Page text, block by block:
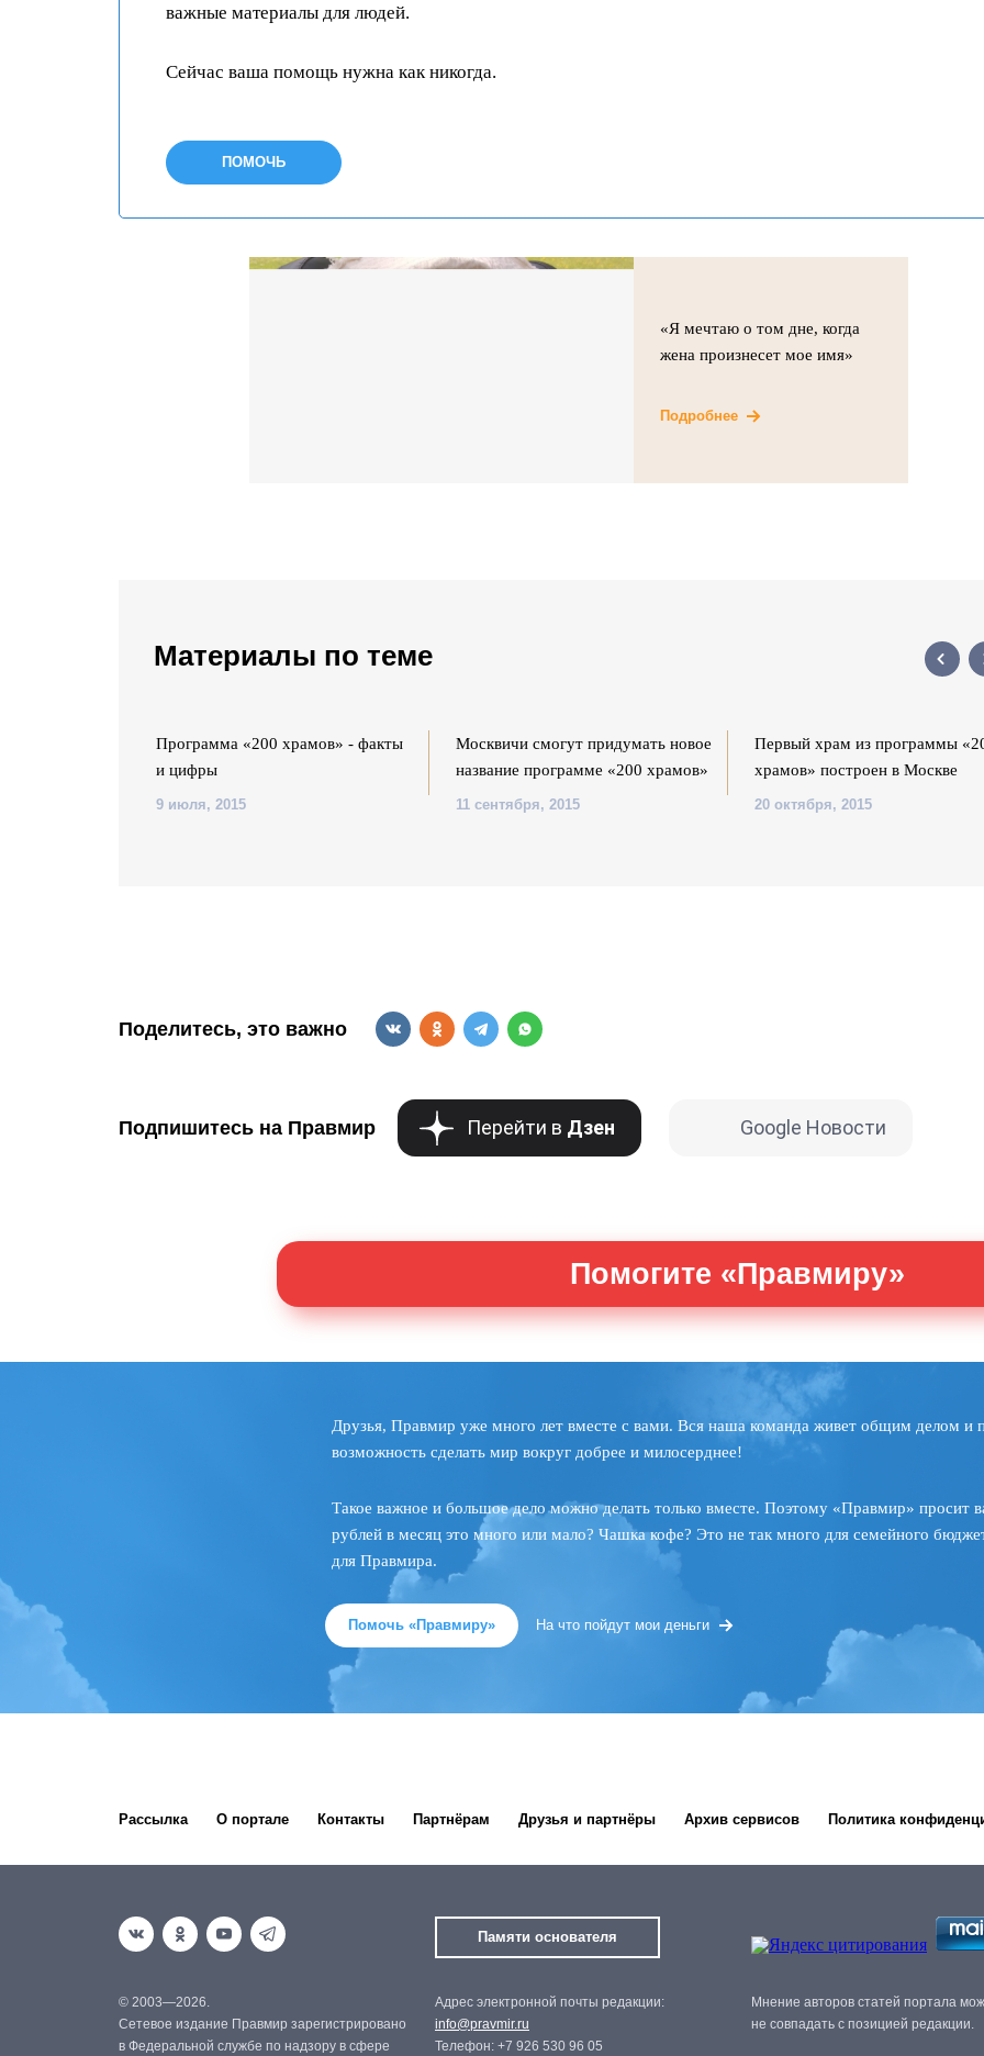
важные материалы для людей.
Сейчас ваша помощь нужна как никогда.
ПОМОЧЬ
«Я мечтаю о том дне, когда
жена произнесет мое имя»
Подробнее
Материалы по теме
Программа «200 храмов» - факты
и цифры
9 июля, 2015
Москвичи смогут придумать новое
название программе «200 храмов»
11 сентября, 2015
Первый храм из программы
храмов» построен в Москве
20 октября, 2015
Поделитесь, это важно
Подпишитесь на Правмир Перейти в Дзен Google Новости
Помогите «Правмиру»
Друзья, Правмир уже много лет вместе с вами. Вся наша команда живет общим делом и
возможность сделать мир вокруг добрее и милосерднее!
Такое важное и большое дело можно делать только вместе. Поэтому «Правмир» просит
рублей в месяц это много или мало? Чашка кофе? Это не так много для семейного
для Правмира.
Помочь «Правмиру» На что пойдут мои деньги
Рассылка О портале Контакты Партнёрам Друзья и партнёры Архив сервисов Политика
Памяти основателя
© 2003—2026.
Сетевое издание Правмир зарегистрировано
в Федеральной службе по надзору в сфере
Адрес электронной почты редакции:
info@pravmir.ru
Телефон: +7 926 530 96 05
Мнение авторов статей портала
не совпадать с позицией редакции.